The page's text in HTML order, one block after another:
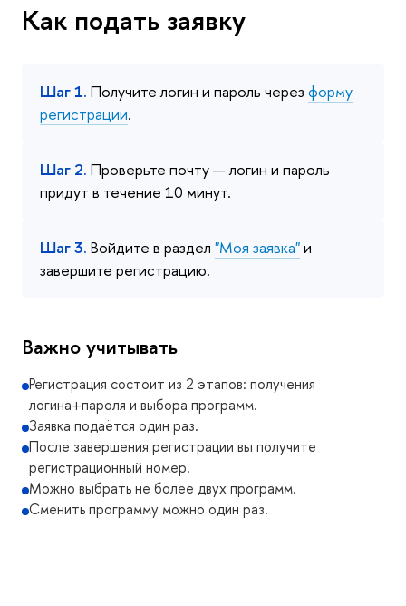
Как подать заявку
Шаг 1. Получите логин и пароль через форму
регистрации.
Шаг 2. Проверьте почту — логин и пароль
придут в течение 10 минут.
Шаг 3. Войдите в раздел "Моя заявка"и
завершите регистрацию.
Важно учитывать
Регистрация состоит из 2 этапов: получения
логина+пароля и выбора программ.
Заявка подаётся один раз.
После завершения регистрации вы получите
регистрационный номер.
Можно выбрать не более двух программ.
Сменить программу можно один раз.